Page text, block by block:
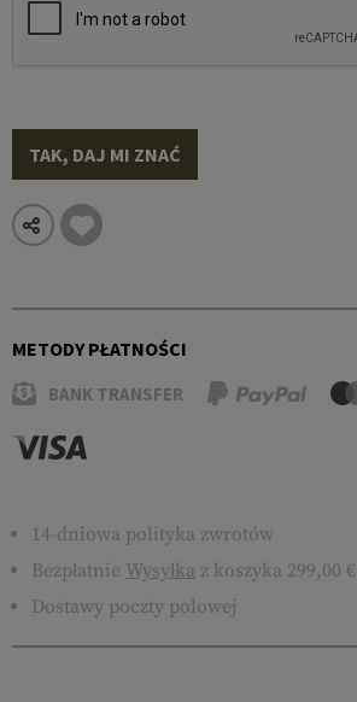
TAK, DAJ MI ZNAĆ
METODY PŁATNOŚCI
BANK TRANSFER
14-dniowa polityka zwrotów
Bezpłatnie Wysyłka z koszyka 299,00 €
Dostawy poczty polowej